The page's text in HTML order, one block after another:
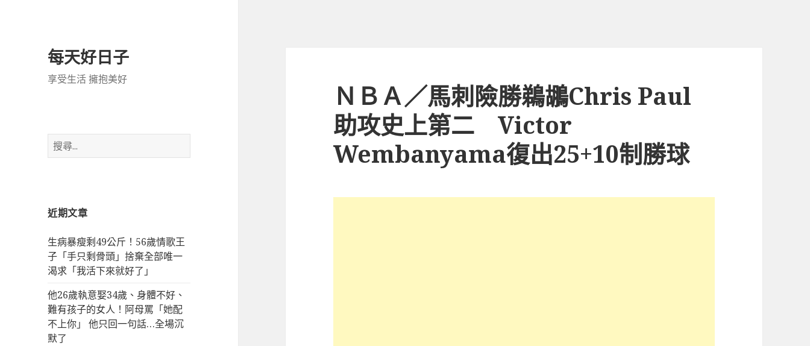
每天好日子
享受生活 擁抱美好
搜
尋
近期文章
生病暴瘦剩49公斤！56歲情歌王
子「手只剩骨頭」捨棄全部唯一
渴求「我活下來就好了」
他26歲執意娶34歲、身體不好、
難有孩子的女人！阿母罵「她配
不上你」 他只回一句話…全場沉
默了
ＮＢＡ／馬刺險勝鵜鶘Chris Paul
助攻史上第二 Victor
Wembanyama復出25+10制勝球